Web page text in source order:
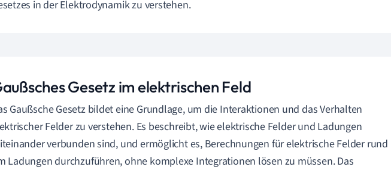
in der Elektrodynamik zu verstehen.
Gesetz im elektrischen Feld
Gaußsche Gesetz bildet eine Grundlage, um die Interaktionen und das Verhalten
Felder zu verstehen. Es beschreibt, wie elektrische Felder und Ladungen
verbunden sind, und ermöglicht es, Berechnungen für elektrische Felder rund
Ladungen durchzuführen, ohne komplexe Integrationen lösen zu müssen. Das